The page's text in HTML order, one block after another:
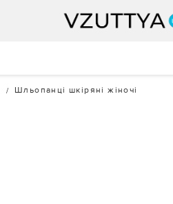
Шльопанці шкіряні жіночі